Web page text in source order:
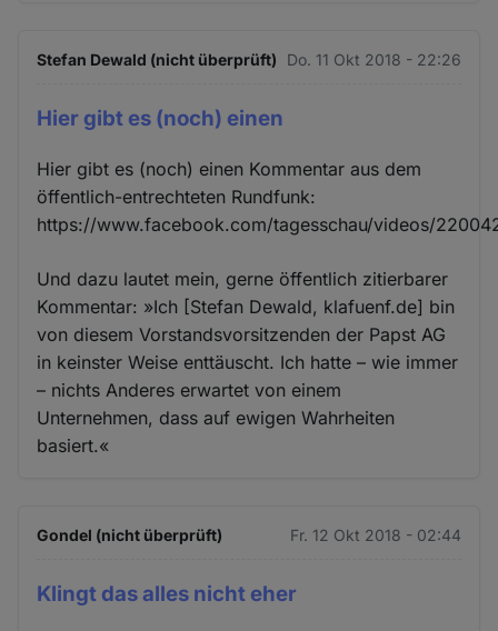
Stefan Dewald (nicht überprüft) Do. 11 Okt 2018 - 22:26
Hier gibt es (noch) einen
Hier gibt es (noch) einen Kommentar aus dem
öffentlich-entrechteten Rundfunk:
https://www.facebook.com/tagesschau/videos/
Und dazu lautet mein, gerne öffentlich zitierbarer
Kommentar: »Ich [Stefan Dewald, klafuenf.de] bin
von diesem Vorstandsvorsitzenden der Papst AG
in keinster Weise enttäuscht. Ich hatte – wie immer
– nichts Anderes erwartet von einem
Unternehmen, dass auf ewigen Wahrheiten
basiert.«
Gondel (nicht überprüft) Fr. 12 Okt 2018 - 02:44
Klingt das alles nicht eher
Cookies